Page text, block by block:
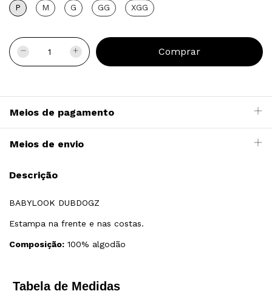
P M G GG XGG
Meios de pagamento
Meios de envio
Descrição
BABYLOOK DUBDOGZ
Estampa na frente e nas costas.
Composição: 100% algodão
Tabela de Medidas